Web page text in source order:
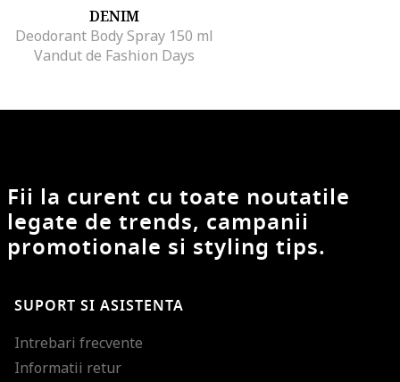
DENIM
Deodorant Body Spray 150 ml
Vandut de Fashion Days
Fii la curent cu toate noutatile
legate de trends, campanii
promotionale si styling tips.
SUPORT SI ASISTENTA
Intrebari frecvente
Informatii retur